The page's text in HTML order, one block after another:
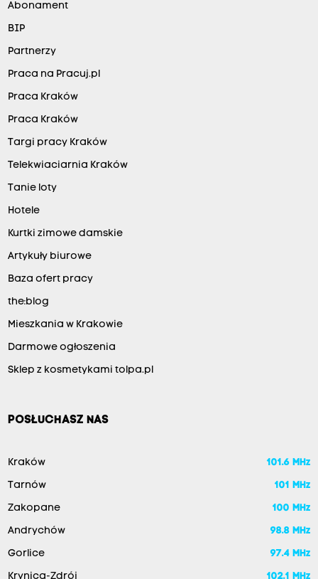
Abonament
BIP
Partnerzy
Praca na Pracuj.pl
Praca Kraków
Praca Kraków
Targi pracy Kraków
Telekwiaciarnia Kraków
Tanie loty
Hotele
Kurtki zimowe damskie
Artykuły biurowe
Baza ofert pracy
the:blog
Mieszkania w Krakowie
Darmowe ogłoszenia
Sklep z kosmetykami tolpa.pl
POSŁUCHASZ NAS
Kraków 101.6 MHz
Tarnów 101 MHz
Zakopane 100 MHz
Andrychów 98.8 MHz
Gorlice 97.4 MHz
Krynica-Zdrój 102.1 MHz